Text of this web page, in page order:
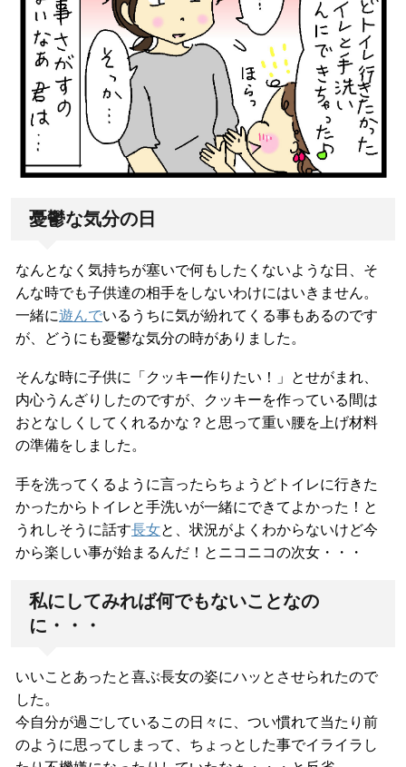
憂鬱な気分の日
なんとなく気持ちが塞いで何もしたくないような日、そ
んな時でも子供達の相手をしないわけにはいきません。
一緒に遊んでいるうちに気が紛れてくる事もあるのです
が、どうにも憂鬱な気分の時がありました。
そんな時に子供に「クッキー作りたい！」とせがまれ、
内心うんざりしたのですが、クッキーを作っている間は
おとなしくしてくれるかな？と思って重い腰を上げ材料
の準備をしました。
手を洗ってくるように言ったらちょうどトイレに行きた
かったからトイレと手洗いが一緒にできてよかった！と
うれしそうに話す長女と、状況がよくわからないけど今
から楽しい事が始まるんだ！とニコニコの次女・・・
私にしてみれば何でもないことなの
に・・・
いいことあったと喜ぶ長女の姿にハッとさせられたので
した。
今自分が過ごしているこの日々に、つい慣れて当たり前
のように思ってしまって、ちょっとした事でイライラし